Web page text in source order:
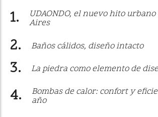
UDAONDO, el nuevo hito urbano
Aires
Baños cálidos, diseño intacto
La piedra como elemento de
Bombas de calor: confort y
año